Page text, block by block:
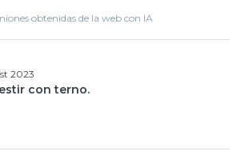
obtenidas de la web con IA
2023
con terno.